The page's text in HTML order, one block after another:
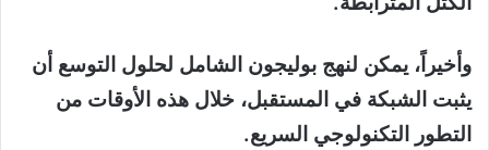
وأخيراً، يمكن لنهج بوليجون الشامل لحلول التوسع أن
يثبت الشبكة في المستقبل، خلال هذه الأوقات من
التطور التكنولوجي السريع.